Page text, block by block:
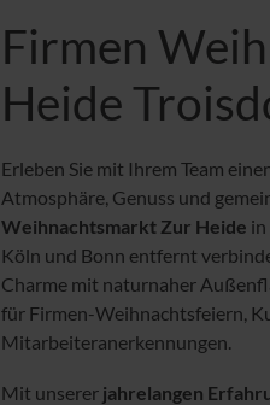
Firmen
Heide
Erleben Sie mit Ihrem Team
Atmosphäre, Genuss und
Weihnachtsmarkt Zur Heide
Köln und Bonn entfernt
Charme mit naturnaher
für Firmen-Weihnachtsfeiern,
Mitarbeiteranerkennungen.
Mit unserer jahrelangen